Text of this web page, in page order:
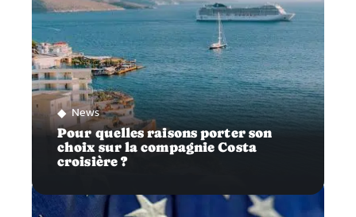
News
Pour quelles raisons porter son
choix sur la compagnie Costa
croisière ?